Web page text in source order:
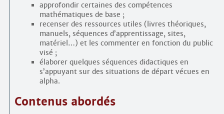
approfondir certaines des compétences
mathématiques de base ;
recenser des ressources utiles (livres théoriques,
manuels, séquences d’apprentissage, sites,
matériel…) et les commenter en fonction du public
visé ;
élaborer quelques séquences didactiques en
s’appuyant sur des situations de départ vécues en
alpha.
Contenus abordés